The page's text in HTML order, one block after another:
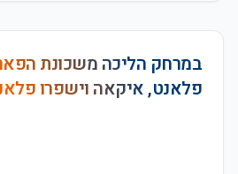
במרחק הליכה משכונת
פלאנט, איקאה וישפרו